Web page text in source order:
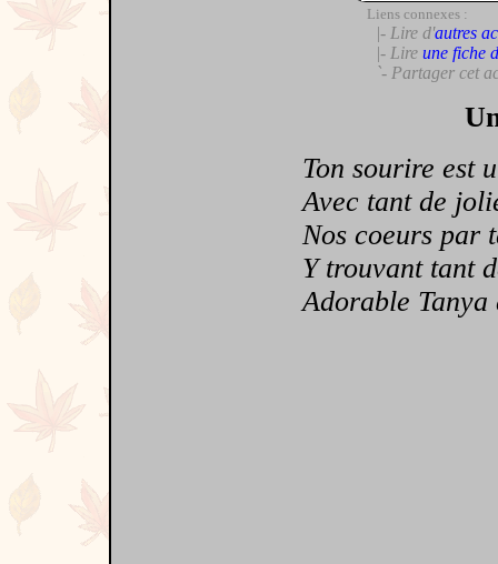
Liens connexes :
|- Lire d'autres
|- Lire une fiche
`- Partager cet
Ton sourire est
Avec tant de
Nos coeurs par
Y trouvant tant
Adorable Tanya